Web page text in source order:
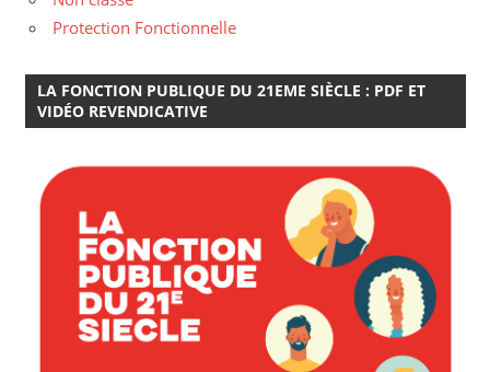
Protection Fonctionnelle
LA FONCTION PUBLIQUE DU 21EME SIÈCLE : PDF ET
VIDÉO REVENDICATIVE